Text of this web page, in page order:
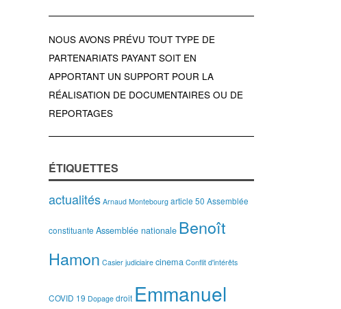
NOUS AVONS PRÉVU TOUT TYPE DE
PARTENARIATS PAYANT SOIT EN
APPORTANT UN SUPPORT POUR LA
RÉALISATION DE DOCUMENTAIRES OU DE
REPORTAGES
ÉTIQUETTES
actualités Arnaud Montebourg article 50 Assemblée
constituante Assemblée nationale Benoît
Hamon Casier judiciaire cinema Conflit d'intérêts
COVID 19 Dopage droit Emmanuel